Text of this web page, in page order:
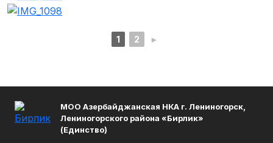
1 2 ►
МОО Азербайджанская НКА г. Лениногорск,
Лениногорского района «Бирлик»
(Единство)